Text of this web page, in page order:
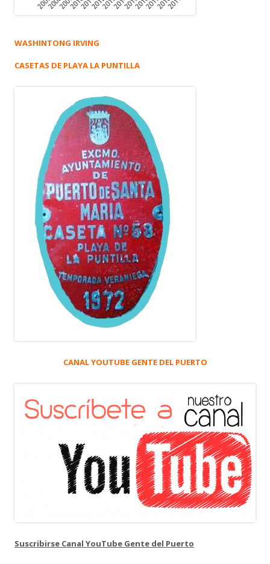
WASHINTONG IRVING
CASETAS DE PLAYA LA PUNTILLA
CANAL YOUTUBE GENTE DEL PUERTO
Suscribirse Canal YouTube Gente del Puerto